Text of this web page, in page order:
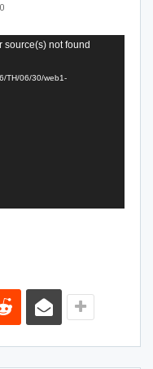
0
source(s) not found
TH/06/30/web1-